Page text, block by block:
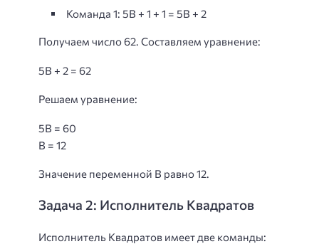
Команда 1: 5B + 1 + 1 = 5B + 2
Получаем число 62. Составляем уравнение:
5B + 2 = 62
Решаем уравнение:
5B = 60
B = 12
Значение переменной B равно 12.
Задача 2: Исполнитель Квадратов
Исполнитель Квадратов имеет две команды: